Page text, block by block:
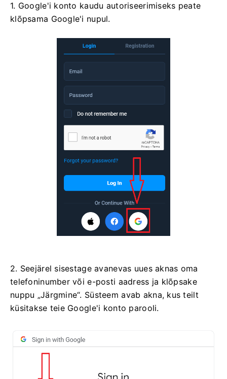
1. Google'i konto kaudu autoriseerimiseks peate
klõpsama Google'i nupul.
2. Seejärel sisestage avanevas uues aknas oma
telefoninumber või e-posti aadress ja klõpsake
nuppu „Järgmine“. Süsteem avab akna, kus teilt
küsitakse teie Google'i konto parooli.